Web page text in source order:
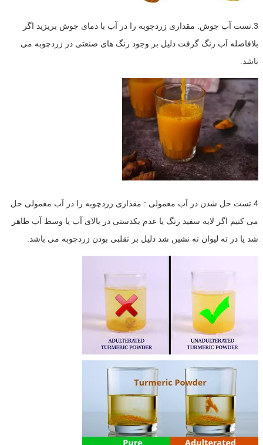
3.تست آب جوش: مقداری زردچوبه را در آب با دمای جوش بریزید اگر
بلافاصله آب رنگ گرفت دلیل بر وجود رنگ های صنعتی در زردچوبه می
باشد.
4.تست حل شدن در آب معمولی : مقداری زردچوبه را در آب معمولی حل
می کنیم اگر لایه سفید رنگ یا عدم یکدستی در بالای آب یا وسط آب ظاهر
شد یا در ته لیوان ته نشین شد دلیل بر تقلبی بودن زردچوبه می باشد.